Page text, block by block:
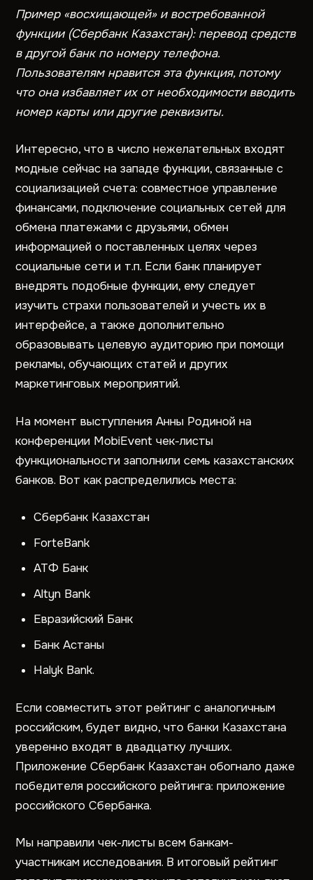
Пример «восхищающей» и востребованной
функции (Сбербанк Казахстан): перевод средств
в другой банк по номеру телефона.
Пользователям нравится эта функция, потому
что она избавляет их от необходимости вводить
номер карты или другие реквизиты.
Интересно, что в число нежелательных входят
модные сейчас на западе функции, связанные с
социализацией счета: совместное управление
финансами, подключение социальных сетей для
обмена платежами с друзьями, обмен
информацией о поставленных целях через
социальные сети и т.п. Если банк планирует
внедрять подобные функции, ему следует
изучить страхи пользователей и учесть их в
интерфейсе, а также дополнительно
образовывать целевую аудиторию при помощи
рекламы, обучающих статей и других
маркетинговых мероприятий.
На момент выступления Анны Родиной на
конференции MobiEvent чек-листы
функциональности заполнили семь казахстанских
банков. Вот как распределились места:
Сбербанк Казахстан
ForteBank
АТФ Банк
Altyn Bank
Евразийский Банк
Банк Астаны
Halyk Bank.
Если совместить этот рейтинг с аналогичным
российским, будет видно, что банки Казахстана
уверенно входят в двадцатку лучших.
Приложение Сбербанк Казахстан обогнало даже
победителя российского рейтинга: приложение
российского Сбербанка.
Мы направили чек-листы всем банкам-
участникам исследования. В итоговый рейтинг